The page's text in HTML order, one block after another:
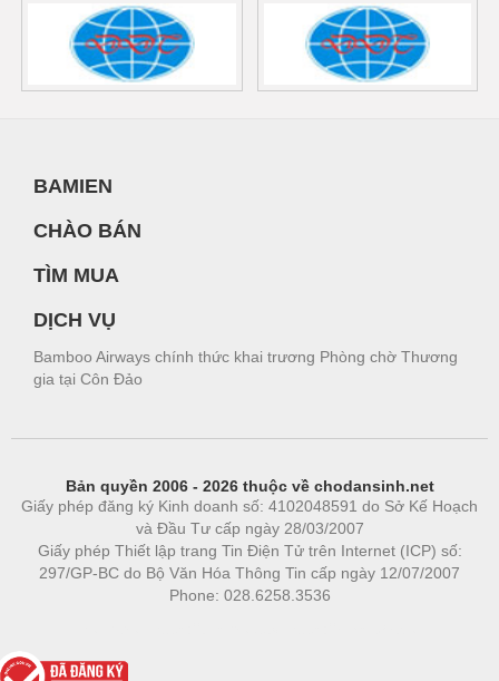
BAMIEN
CHÀO BÁN
TÌM MUA
DỊCH VỤ
Bamboo Airways chính thức khai trương Phòng chờ Thương
gia tại Côn Đảo
Bản quyền 2006 - 2026 thuộc về chodansinh.net
Giấy phép đăng ký Kinh doanh số: 4102048591 do Sở Kế Hoạch
và Đầu Tư cấp ngày 28/03/2007
Giấy phép Thiết lập trang Tin Điện Tử trên Internet (ICP) số:
297/GP-BC do Bộ Văn Hóa Thông Tin cấp ngày 12/07/2007
Phone: 028.6258.3536